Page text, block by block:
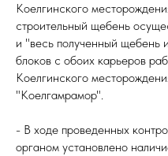
Коелгинского
строительный щебень
и "весь полученный щебень
блоков с обоих карьеров
Коелгинского
"Коелгамрамор".
- В ходе проведенных
органом установлено